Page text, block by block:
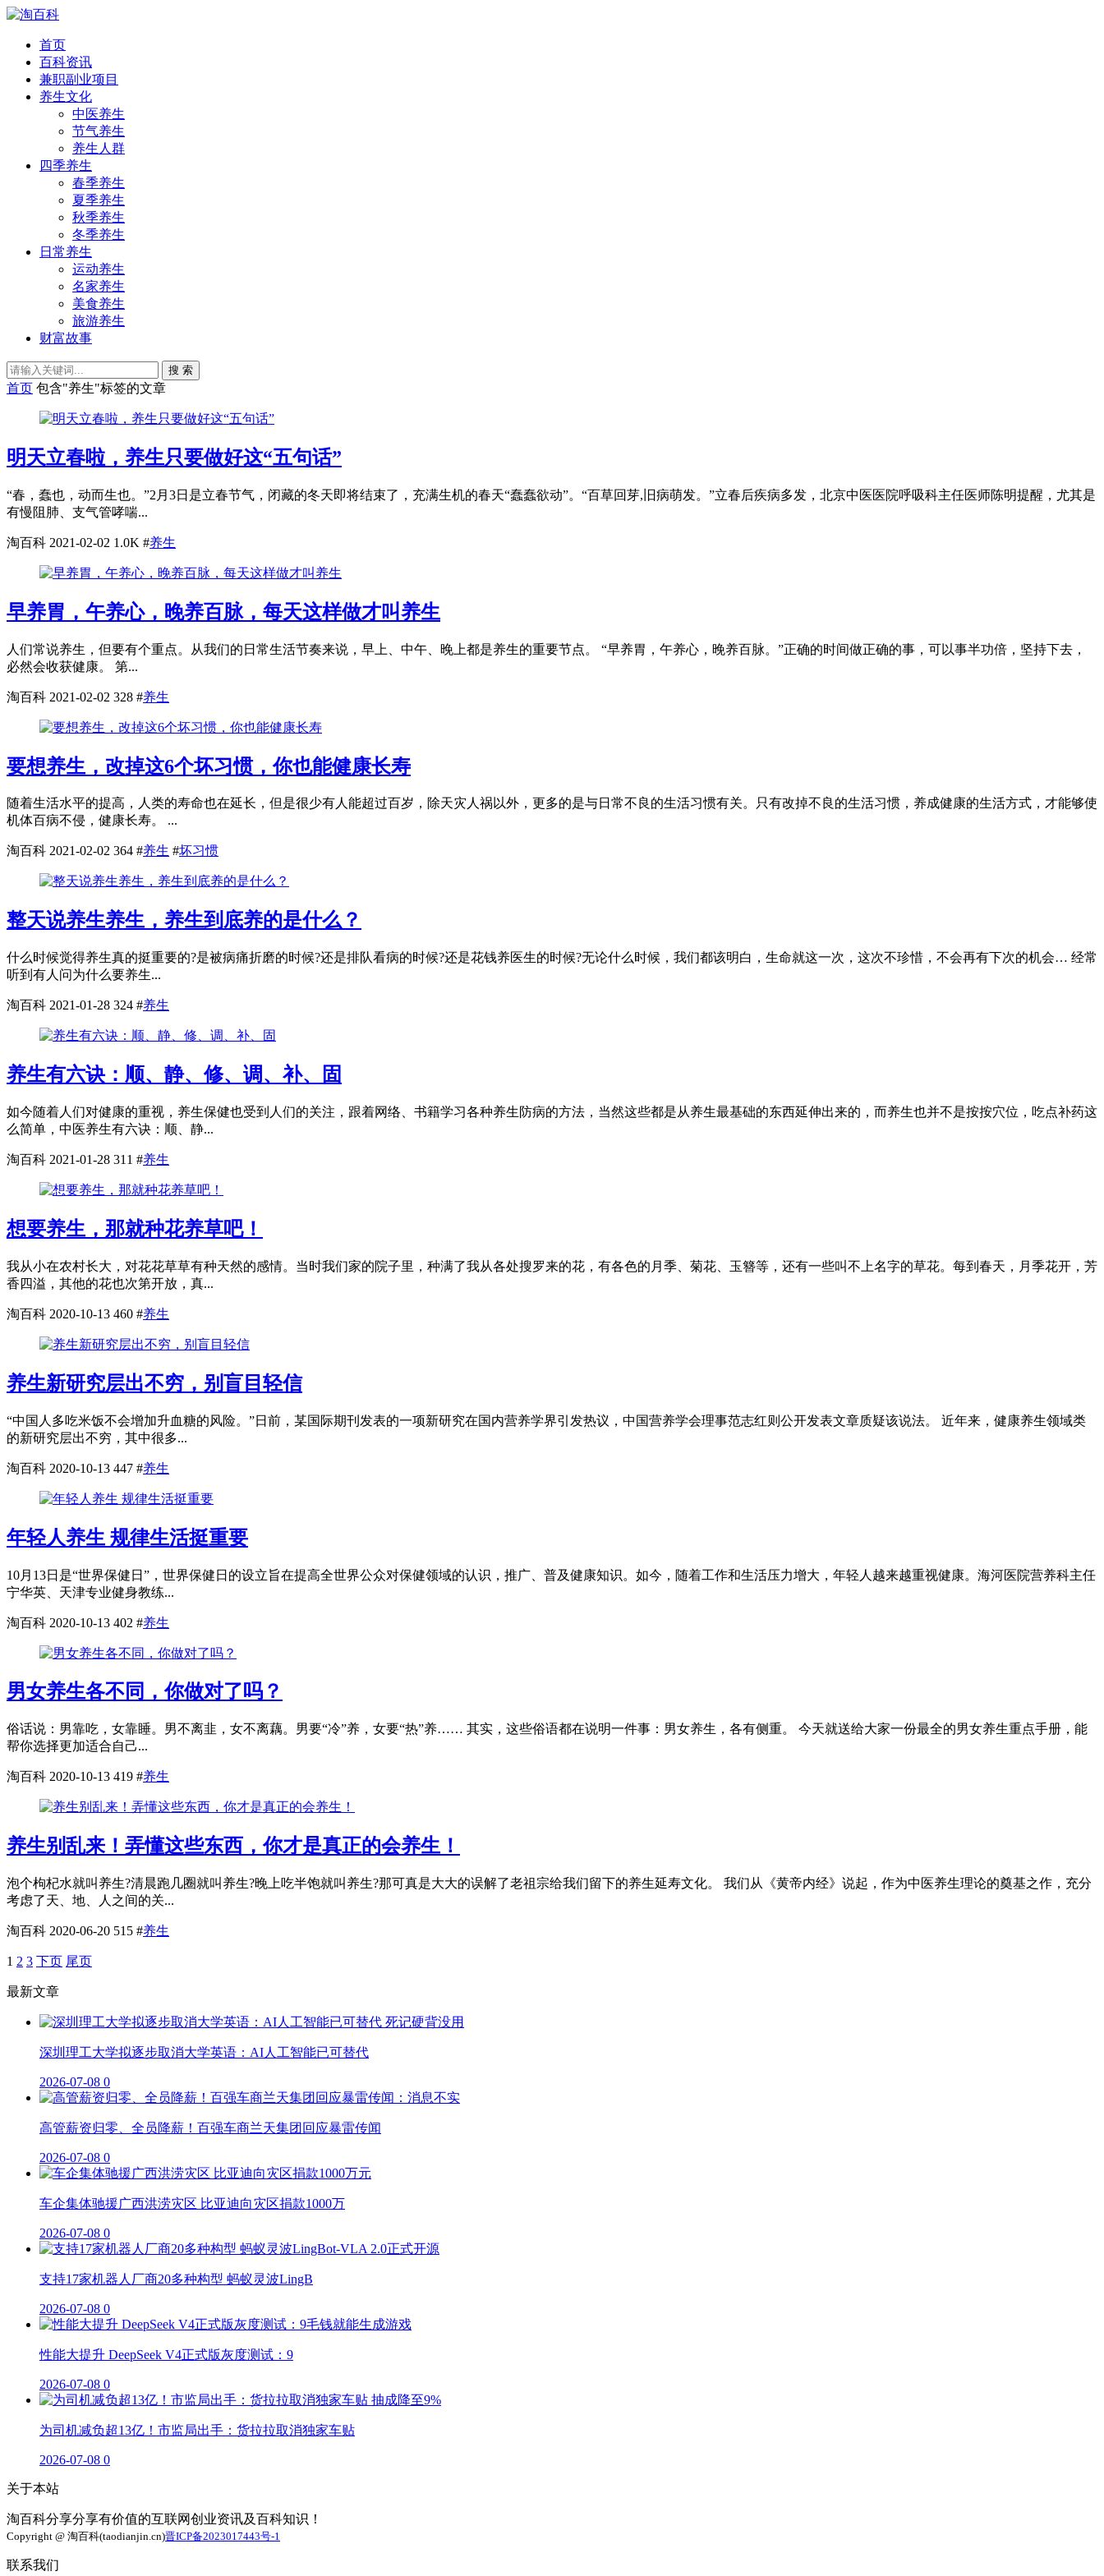
首页
百科资讯
兼职副业项目
养生文化
中医养生
节气养生
养生人群
四季养生
春季养生
夏季养生
秋季养生
冬季养生
日常养生
运动养生
名家养生
美食养生
旅游养生
财富故事
搜 索
首页 包含"养生"标签的文章
明天立春啦，养生只要做好这“五句话”
“春，蠢也，动而生也。”2月3日是立春节气，闭藏的冬天即将结束了，充满生机的春天“蠢蠢欲动”。“百草回芽,旧病萌发。”立春后疾病多发，北京中医医院呼吸科主任医师陈明提醒，尤其是
有慢阻肺、支气管哮喘...
淘百科 2021-02-02 1.0K #养生
早养胃，午养心，晚养百脉，每天这样做才叫养生
人们常说养生，但要有个重点。从我们的日常生活节奏来说，早上、中午、晚上都是养生的重要节点。 “早养胃，午养心，晚养百脉。”正确的时间做正确的事，可以事半功倍，坚持下去，
必然会收获健康。 第...
淘百科 2021-02-02 328 #养生
要想养生，改掉这6个坏习惯，你也能健康长寿
随着生活水平的提高，人类的寿命也在延长，但是很少有人能超过百岁，除天灾人祸以外，更多的是与日常不良的生活习惯有关。只有改掉不良的生活习惯，养成健康的生活方式，才能够使
机体百病不侵，健康长寿。 ...
淘百科 2021-02-02 364 #养生 #坏习惯
整天说养生养生，养生到底养的是什么？
什么时候觉得养生真的挺重要的?是被病痛折磨的时候?还是排队看病的时候?还是花钱养医生的时候?无论什么时候，我们都该明白，生命就这一次，这次不珍惜，不会再有下次的机会… 经常
听到有人问为什么要养生...
淘百科 2021-01-28 324 #养生
养生有六诀：顺、静、修、调、补、固
如今随着人们对健康的重视，养生保健也受到人们的关注，跟着网络、书籍学习各种养生防病的方法，当然这些都是从养生最基础的东西延伸出来的，而养生也并不是按按穴位，吃点补药这
么简单，中医养生有六诀：顺、静...
淘百科 2021-01-28 311 #养生
想要养生，那就种花养草吧！
我从小在农村长大，对花花草草有种天然的感情。当时我们家的院子里，种满了我从各处搜罗来的花，有各色的月季、菊花、玉簪等，还有一些叫不上名字的草花。每到春天，月季花开，芳
香四溢，其他的花也次第开放，真...
淘百科 2020-10-13 460 #养生
养生新研究层出不穷，别盲目轻信
“中国人多吃米饭不会增加升血糖的风险。”日前，某国际期刊发表的一项新研究在国内营养学界引发热议，中国营养学会理事范志红则公开发表文章质疑该说法。 近年来，健康养生领域类
的新研究层出不穷，其中很多...
淘百科 2020-10-13 447 #养生
年轻人养生 规律生活挺重要
10月13日是“世界保健日”，世界保健日的设立旨在提高全世界公众对保健领域的认识，推广、普及健康知识。如今，随着工作和生活压力增大，年轻人越来越重视健康。海河医院营养科主任
宁华英、天津专业健身教练...
淘百科 2020-10-13 402 #养生
男女养生各不同，你做对了吗？
俗话说：男靠吃，女靠睡。男不离韭，女不离藕。男要“冷”养，女要“热”养…… 其实，这些俗语都在说明一件事：男女养生，各有侧重。 今天就送给大家一份最全的男女养生重点手册，能
帮你选择更加适合自己...
淘百科 2020-10-13 419 #养生
养生别乱来！弄懂这些东西，你才是真正的会养生！
泡个枸杞水就叫养生?清晨跑几圈就叫养生?晚上吃半饱就叫养生?那可真是大大的误解了老祖宗给我们留下的养生延寿文化。 我们从《黄帝内经》说起，作为中医养生理论的奠基之作，充分
考虑了天、地、人之间的关...
淘百科 2020-06-20 515 #养生
1 2 3 下页 尾页
最新文章
深圳理工大学拟逐步取消大学英语：AI人工智能已可替代
2026-07-08 0
高管薪资归零、全员降薪！百强车商兰天集团回应暴雷传闻
2026-07-08 0
车企集体驰援广西洪涝灾区 比亚迪向灾区捐款1000万
2026-07-08 0
支持17家机器人厂商20多种构型 蚂蚁灵波LingB
2026-07-08 0
性能大提升 DeepSeek V4正式版灰度测试：9
2026-07-08 0
为司机减负超13亿！市监局出手：货拉拉取消独家车贴
2026-07-08 0
关于本站
淘百科分享分享有价值的互联网创业资讯及百科知识！
Copyright @ 淘百科(taodianjin.cn)晋ICP备2023017443号-1
联系我们